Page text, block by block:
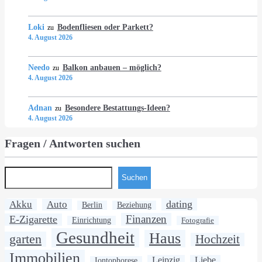
Loki zu Bodenfliesen oder Parkett?
4. August 2026
Needo zu Balkon anbauen – möglich?
4. August 2026
Adnan zu Besondere Bestattungs-Ideen?
4. August 2026
Fragen / Antworten suchen
Suchen
Akku Auto Berlin Beziehung
dating
E-Zigarette
Einrichtung Finanzen Fotografie
garten Gesundheit Haus Hochzeit
Immobilien Leipzig Liebe